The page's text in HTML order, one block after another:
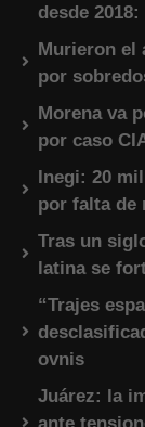
desde
Murieron el
por
Morena va
por caso
Inegi: 20
por falta de
Tras un
latina se
“Trajes
ovnis
Juárez: la